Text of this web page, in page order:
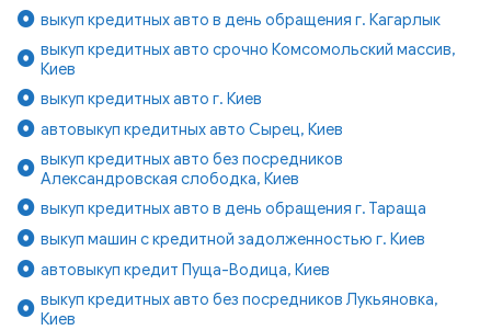
выкуп кредитных авто в день обращения г. Кагарлык
выкуп кредитных авто срочно Комсомольский массив,
Киев
выкуп кредитных авто г. Киев
автовыкуп кредитных авто Сырец, Киев
выкуп кредитных авто без посредников
Александровская слободка, Киев
выкуп кредитных авто в день обращения г. Тараща
выкуп машин с кредитной задолженностью г. Киев
автовыкуп кредит Пуща-Водица, Киев
выкуп кредитных авто без посредников Лукьяновка,
Киев